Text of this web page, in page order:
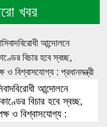
খবর
আন্দোলনে
বিচার হবে স্বচ্ছ,
ও বিশ্বাসযোগ্য :